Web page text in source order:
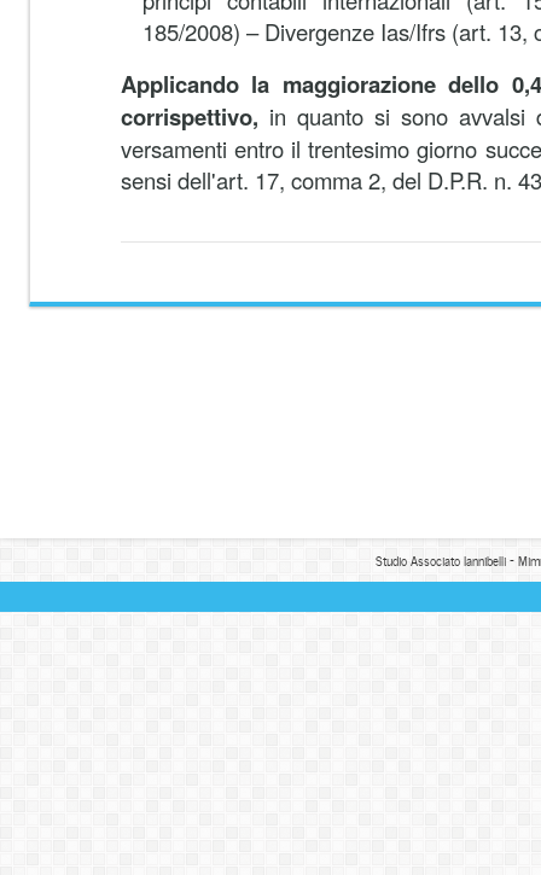
185/2008) – Divergenze Ias/Ifrs (art. 13,
Applicando la maggiorazione dello
corrispettivo, in quanto si sono avvalsi
versamenti entro il trentesimo giorno
sensi dell'art. 17, comma 2, del D.P.R. n.
Studio Associato Iannibelli -